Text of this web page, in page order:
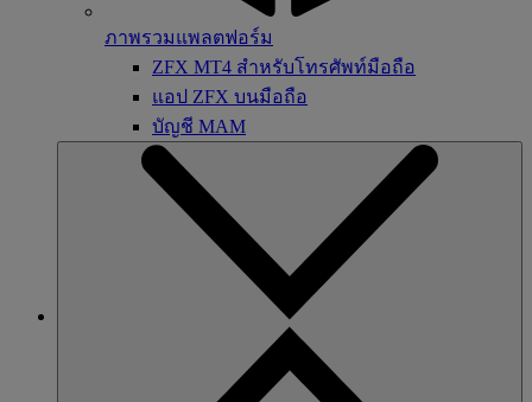
ภาพรวมแพลตฟอร์ม
ZFX MT4 สำหรับโทรศัพท์มือถือ
แอป ZFX บนมือถือ
บัญชี MAM